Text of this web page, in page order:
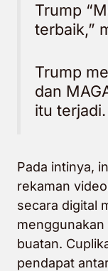
Trump
terbaik,”
Trump
dan
itu terjadi.
Pada intinya,
rekaman
secara digital
buatan.
pendapat